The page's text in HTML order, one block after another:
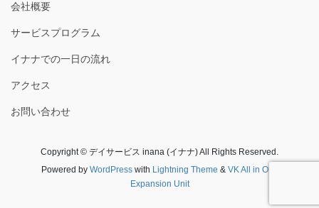
会社概要
サービスプログラム
イナナでの一日の流れ
アクセス
お問い合わせ
Copyright © デイサービス inana (イナナ) All Rights Reserved.
Powered by WordPresswith Lightning Theme & VK All in One
Expansion Unit